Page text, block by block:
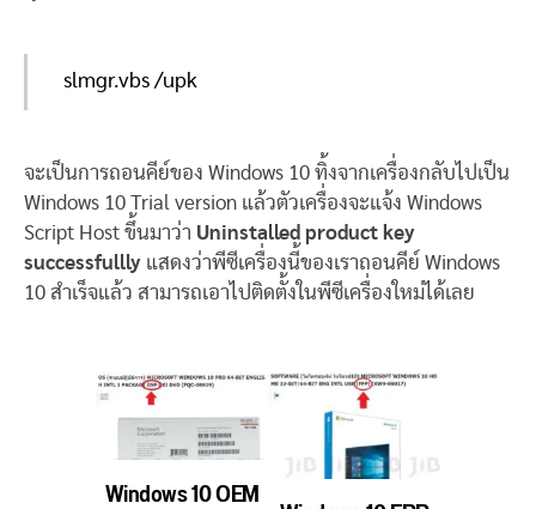
slmgr.vbs /upk
จะเป็นการถอนคีย์ของ Windows 10 ทิ้งจากเครื่องกลับไปเป็น
Windows 10 Trial version แล้วตัวเครื่องจะแจ้ง Windows
Script Host ขึ้นมาว่า Uninstalled product key
successfullly แสดงว่าพีซีเครื่องนี้ของเราถอนคีย์ Windows
10 สำเร็จแล้ว สามารถเอาไปติดตั้งในพีซีเครื่องใหม่ได้เลย
Windows 10 OEM